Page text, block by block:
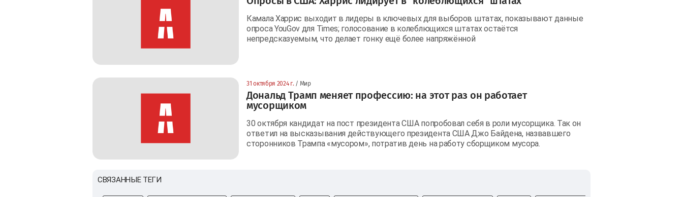
Камала Харрис выходит в лидеры в ключевых для выборов штатах, показывают данные
опроса YouGov для Times; голосование в колеблющихся штатах остаётся
непредсказуемым, что делает гонку ещё более напряжённой
31 октября 2024 г. / Мир
Дональд Трамп меняет профессию: на этот раз он работает
мусорщиком
30 октября кандидат на пост президента США попробовал себя в роли мусорщика. Так он
ответил на высказывания действующего президента США Джо Байдена, назвавшего
сторонников Трампа «мусором», потратив день на работу сборщиком мусора.
СВЯЗАННЫЕ ТЕГИ